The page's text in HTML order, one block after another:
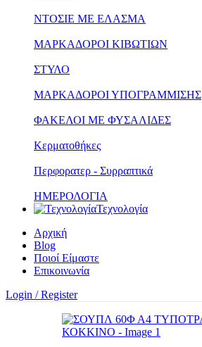
ΝΤΟΣΙΕ ΜΕ ΕΛΑΣΜΑ
ΜΑΡΚΑΔΟΡΟΙ ΚΙΒΩΤΙΩΝ
ΣΤΥΛΟ
ΜΑΡΚΑΔΟΡΟΙ ΥΠΟΓΡΑΜΜΙΣΗΣ
ΦΑΚΕΛΟΙ ΜΕ ΦΥΣΑΛΙΔΕΣ
Κερματοθήκες
Περφορατερ - Συρραπτικά
ΗΜΕΡΟΛΟΓΙΑ
Τεχνολογία
Αρχική
Blog
Ποιοί Είμαστε
Επικοινωνία
Login / Register